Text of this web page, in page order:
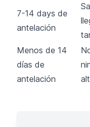
7-14 days de
antelación
Menos de 14
días de
antelación